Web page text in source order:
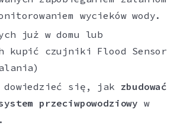
wycieków wody.
już w domu lub
kupić czujniki Flood Sensor
dowiedzieć się, jak zbudować
przeciwpowodziowy w